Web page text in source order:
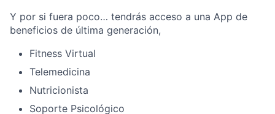
Y por si fuera poco… tendrás acceso a una App de
beneficios de última generación,
Fitness Virtual
Telemedicina
Nutricionista
Soporte Psicológico